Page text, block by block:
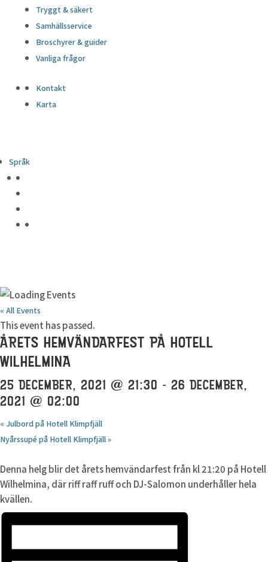
Tryggt & säkert
Samhällsservice
Broschyrer & guider
Vanliga frågor
Kontakt
Karta
Språk
« All Events
This event has passed.
ÅRETS HEMVÄNDARFEST PÅ HOTELL
WILHELMINA
25 DECEMBER, 2021 @ 21:30 - 26 DECEMBER,
2021 @ 02:00
« Julbord på Hotell Klimpfjäll
Nyårssupé på Hotell Klimpfjäll»
Denna helg blir det årets hemvändarfest från kl 21:20 på Hotell
Wilhelmina, där riff raff ruff och DJ-Salomon underhåller hela
kvällen.